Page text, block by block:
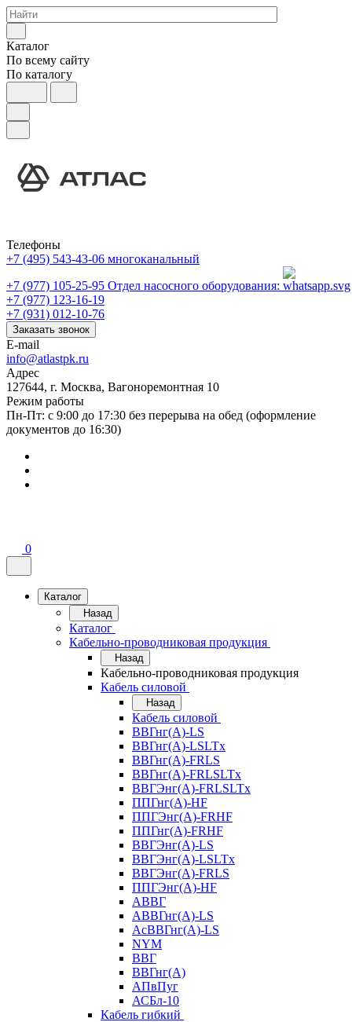
Каталог
По всему сайту
По каталогу
Телефоны
+7 (495) 543-43-06 многоканальный
+7 (977) 105-25-95 Отдел насосного оборудования:
+7 (977) 123-16-19
+7 (931) 012-10-76
Заказать звонок
E-mail
info@atlastpk.ru
Адрес
127644, г. Москва, Вагоноремонтная 10
Режим работы
Пн-Пт: с 9:00 до 17:30 без перерыва на обед (оформление
документов до 16:30)
0
Каталог
Назад
Каталог
Кабельно-проводниковая продукция
Назад
Кабельно-проводниковая продукция
Кабель силовой
Назад
Кабель силовой
ВВГнг(А)-LS
ВВГнг(А)-LSLTx
ВВГнг(А)-FRLS
ВВГнг(А)-FRLSLTx
ВВГЭнг(А)-FRLSLTx
ППГнг(А)-HF
ППГЭнг(А)-FRHF
ППГнг(А)-FRHF
ВВГЭнг(А)-LS
ВВГЭнг(А)-LSLTx
ВВГЭнг(А)-FRLS
ППГЭнг(А)-HF
АВВГ
АВВГнг(А)-LS
АсВВГнг(А)-LS
NYM
ВВГ
ВВГнг(А)
АПвПуг
АСБл-10
Кабель гибкий